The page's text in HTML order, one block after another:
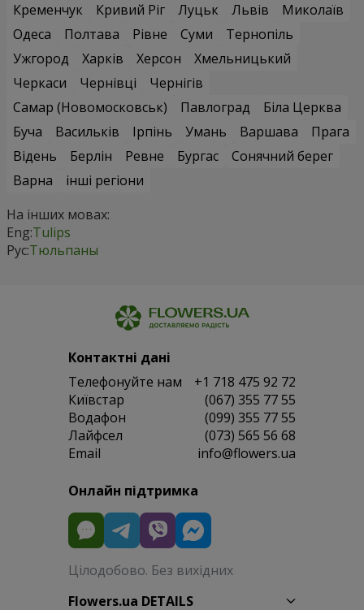
Кременчук
Кривий Ріг Луцьк Львів
Миколаїв
Одеса
Полтава Рівне Суми
Тернопіль
Ужгород
Харків Херсон
Хмельницький
Черкаси
Чернівці
Чернігів
Самар (Новомосковськ)
Павлоград
Біла Церква
Буча
Васильків Ірпінь Умань Варшава
Прага
Відень
Берлін Ревне Бургас
Сонячний берег
Варна
інші регіони
На інших мовах:
Eng:Tulips
Рус:Тюльпаны
Контактні дані
Телефонуйте нам
+1 718 475 92 72
Київстар
(067) 355 77 55
Водафон
(099) 355 77 55
Лайфсел
(073) 565 56 68
Email
info@flowers.ua
Онлайн підтримка
Цілодобово. Без вихідних
Flowers.ua DETAILS